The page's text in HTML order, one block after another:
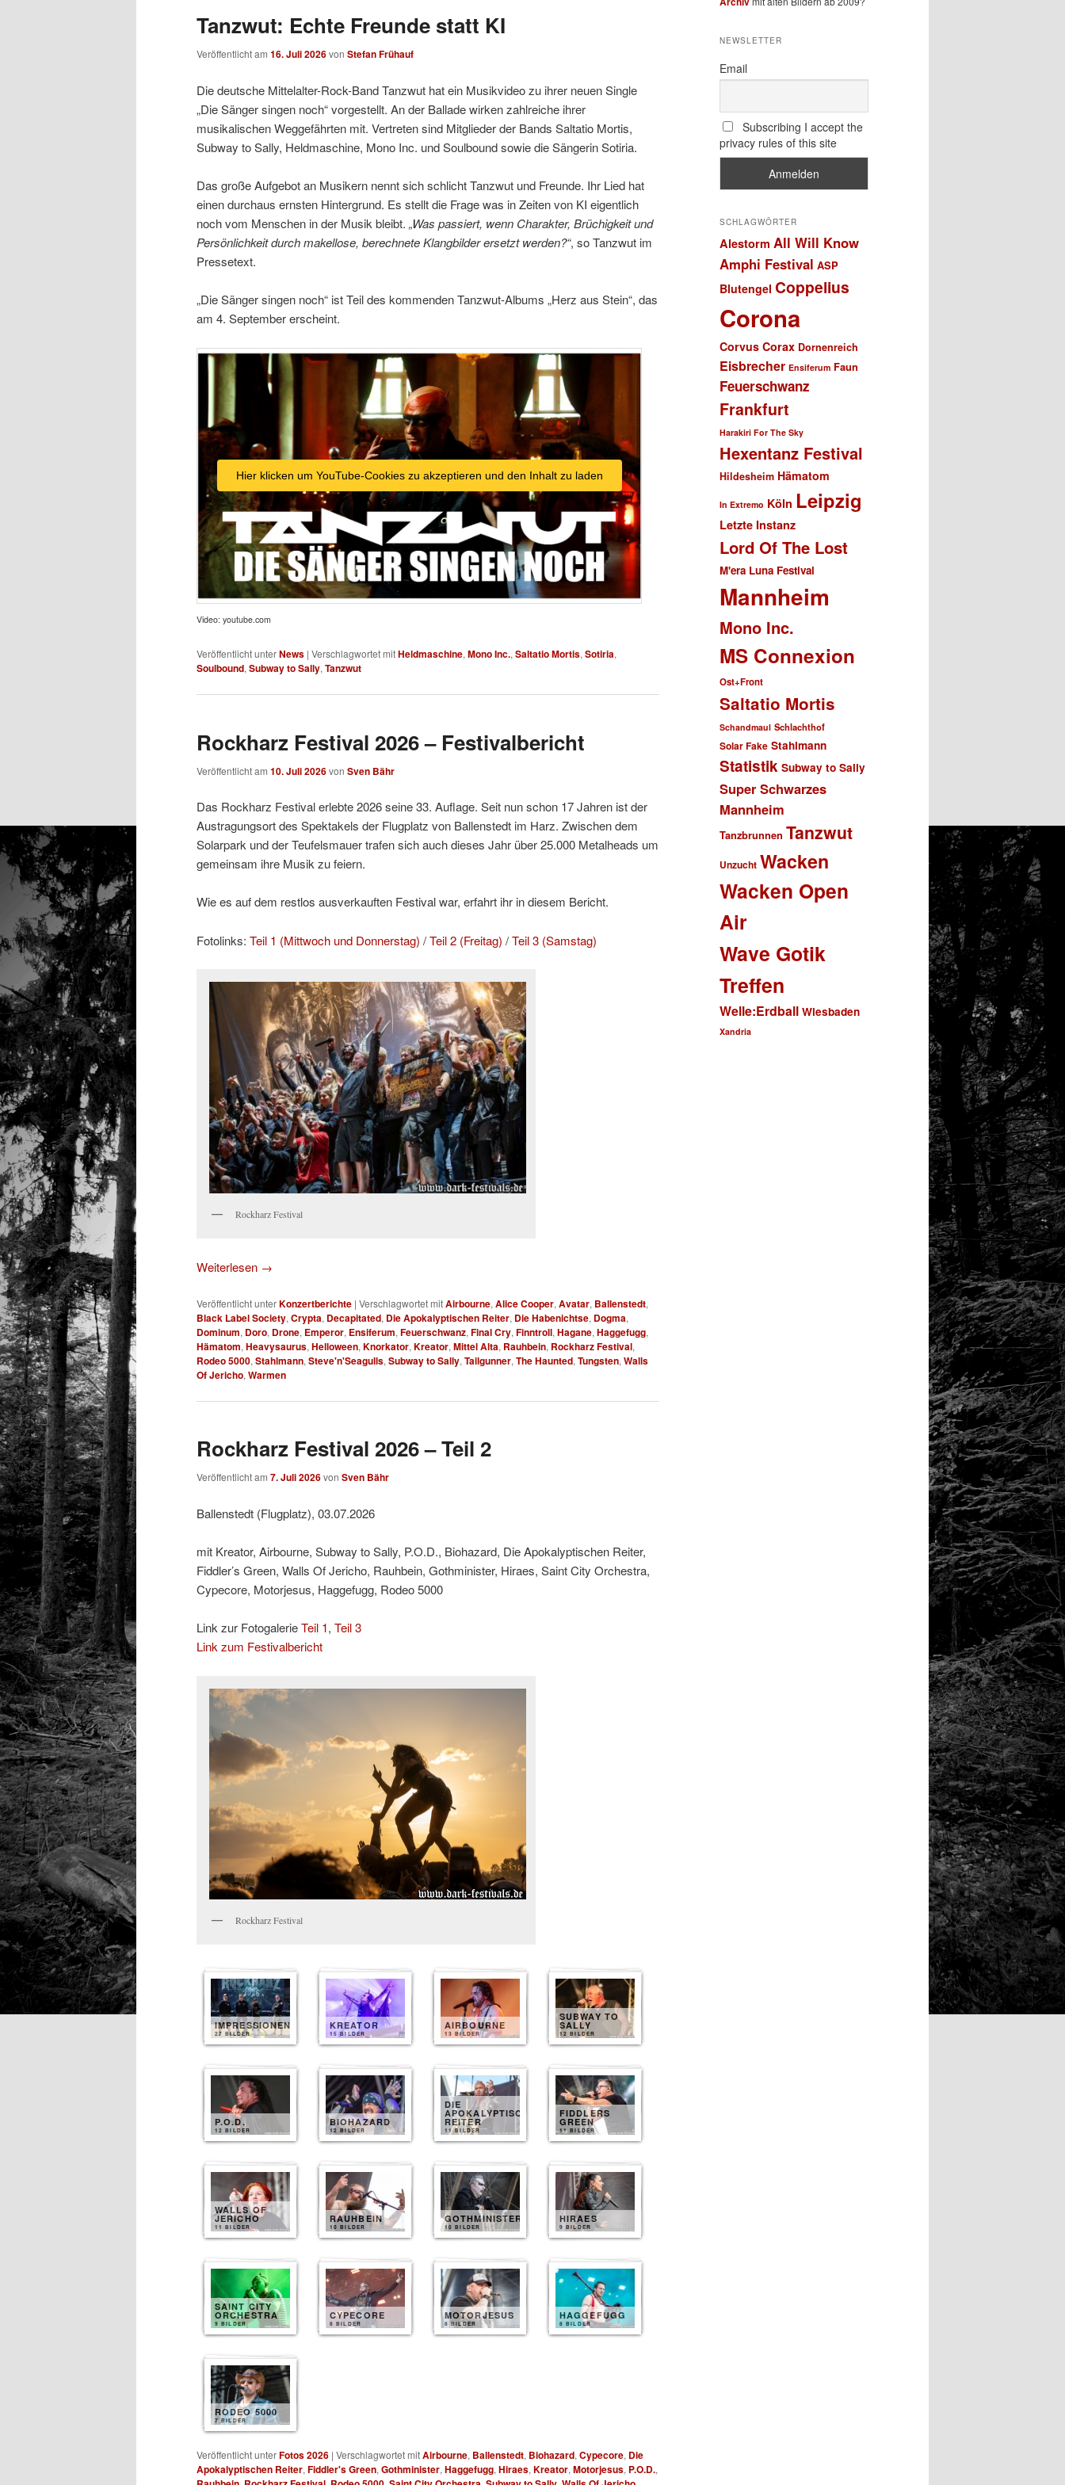
Tanzwut: Echte Freunde statt KI
Veröffentlicht am 16. Juli 2026von Stefan Frühauf
Die deutsche Mittelalter-Rock-Band Tanzwut hat ein Musikvideo zu ihrer neuen Single
„Die Sänger singen noch“ vorgestellt. An der Ballade wirken zahlreiche ihrer
musikalischen Weggefährten mit. Vertreten sind Mitglieder der Bands Saltatio Mortis,
Subway to Sally, Heldmaschine, Mono Inc. und Soulbound sowie die Sängerin Sotiria.
Das große Aufgebot an Musikern nennt sich schlicht Tanzwut und Freunde. Ihr Lied hat
einen durchaus ernsten Hintergrund. Es stellt die Frage was in Zeiten von KI eigentlich
noch vom Menschen in der Musik bleibt. „Was passiert, wenn Charakter, Brüchigkeit und
Persönlichkeit durch makellose, berechnete Klangbilder ersetzt werden?“, so Tanzwut im
Pressetext.
„Die Sänger singen noch“ ist Teil des kommenden Tanzwut-Albums „Herz aus Stein“, das
am 4. September erscheint.
Hier klicken um YouTube-Cookies zu akzeptieren und den Inhalt zu laden
Video: youtube.com
Veröffentlicht unterNews | Verschlagwortet mitHeldmaschine, Mono Inc., Saltatio Mortis, Sotiria,
Soulbound, Subway to Sally, Tanzwut
Rockharz Festival 2026 – Festivalbericht
Veröffentlicht am 10. Juli 2026von Sven Bähr
Das Rockharz Festival erlebte 2026 seine 33. Auflage. Seit nun schon 17 Jahren ist der
Austragungsort des Spektakels der Flugplatz von Ballenstedt im Harz. Zwischen dem
Solarpark und der Teufelsmauer trafen sich auch dieses Jahr über 25.000 Metalheads um
gemeinsam ihre Musik zu feiern.
Wie es auf dem restlos ausverkauften Festival war, erfahrt ihr in diesem Bericht.
Fotolinks: Teil 1 (Mittwoch und Donnerstag) /Teil 2 (Freitag) /Teil 3 (Samstag)
Rockharz Festival
Weiterlesen →
Veröffentlicht unterKonzertberichte | Verschlagwortet mitAirbourne, Alice Cooper, Avatar, Ballenstedt,
Black Label Society, Crypta, Decapitated, Die Apokalyptischen Reiter, Die Habenichtse, Dogma,
Dominum, Doro, Drone, Emperor, Ensiferum, Feuerschwanz, Final Cry, Finntroll, Hagane, Haggefugg,
Hämatom, Heavysaurus, Helloween, Knorkator, Kreator, Mittel Alta, Rauhbein, Rockharz Festival,
Rodeo 5000, Stahlmann, Steve'n'Seagulls, Subway to Sally, Tailgunner, The Haunted, Tungsten, Walls
Of Jericho, Warmen
Rockharz Festival 2026 – Teil 2
Veröffentlicht am 7. Juli 2026von Sven Bähr
Ballenstedt (Flugplatz), 03.07.2026
mit Kreator, Airbourne, Subway to Sally, P.O.D., Biohazard, Die Apokalyptischen Reiter,
Fiddler’s Green, Walls Of Jericho, Rauhbein, Gothminister, Hiraes, Saint City Orchestra,
Cypecore, Motorjesus, Haggefugg, Rodeo 5000
Link zur FotogalerieTeil 1, Teil 3
Link zum Festivalbericht
Rockharz Festival
IMPRESSIONEN
27 BILDER
KREATOR
15 BILDER
AIRBOURNE
13 BILDER
SUBWAY TO
SALLY
12 BILDER
P.O.D.
12 BILDER
BIOHAZARD
12 BILDER
DIE
APOKALYPTISCHEN
REITER
11 BILDER
FIDDLERS
GREEN
11 BILDER
WALLS OF
JERICHO
11 BILDER
RAUHBEIN
10 BILDER
GOTHMINISTER
10 BILDER
HIRAES
9 BILDER
SAINT CITY
ORCHESTRA
9 BILDER
CYPECORE
8 BILDER
MOTORJESUS
8 BILDER
HAGGEFUGG
8 BILDER
RODEO 5000
7 BILDER
Veröffentlicht unterFotos 2026 | Verschlagwortet mitAirbourne, Ballenstedt, Biohazard, Cypecore, Die
Apokalyptischen Reiter, Fiddler's Green, Gothminister, Haggefugg, Hiraes, Kreator, Motorjesus, P.O.D.,
NEWSLETTER
Email
Subscribing I accept the
privacy rules of this site
SCHLAGWÖRTER
Alestorm All Will Know
Amphi Festival ASP
Blutengel Coppelius
Corona
Corvus Corax Dornenreich
Eisbrecher Ensiferum Faun
Feuerschwanz
Frankfurt
Harakiri For The Sky
Hexentanz Festival
Hildesheim Hämatom
In Extremo Köln Leipzig
Letzte Instanz
Lord Of The Lost
M'era Luna Festival
Mannheim
Mono Inc.
MS Connexion
Ost+Front
Saltatio Mortis
Schandmaul Schlachthof
Solar Fake Stahlmann
Statistik Subway to Sally
Super Schwarzes
Mannheim
Tanzbrunnen Tanzwut
Unzucht Wacken
Wacken Open
Air
Wave Gotik
Treffen
Welle:Erdball Wiesbaden
Xandria